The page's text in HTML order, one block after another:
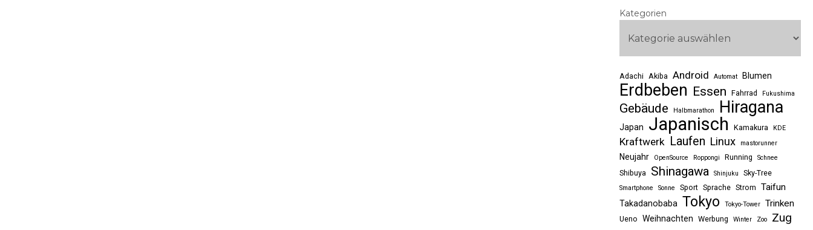
Kategorien
Adachi Akiba Android Automat Blumen
Erdbeben Essen Fahrrad Fukushima
Gebäude Halbmarathon Hiragana
Japan Japanisch Kamakura KDE
Kraftwerk Laufen Linux mastorunner
Neujahr OpenSource Roppongi Running Schnee
Shibuya Shinagawa Shinjuku Sky-Tree
Smartphone Sonne Sport Sprache Strom Taifun
Takadanobaba Tokyo Tokyo-Tower Trinken
Ueno Weihnachten Werbung Winter Zoo Zug